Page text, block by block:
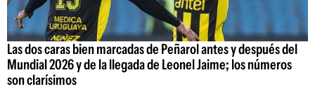
Las dos caras bien marcadas de Peñarol antes y después del
Mundial 2026 y de la llegada de Leonel Jaime; los números
son clarísimos